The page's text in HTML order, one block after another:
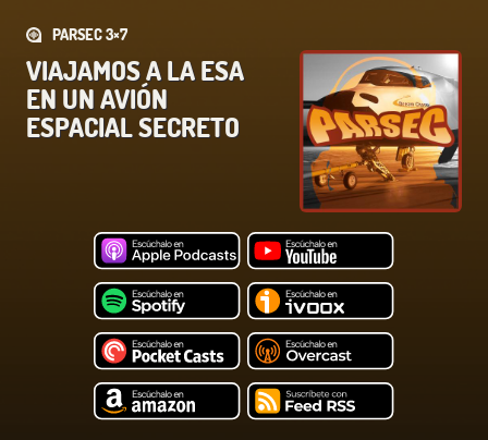
PARSEC 3×7
VIAJAMOS A LA ESA
EN UN AVIÓN
ESPACIAL SECRETO